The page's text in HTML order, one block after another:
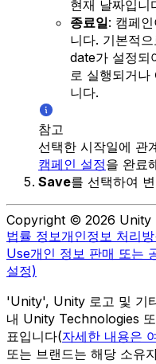
현재 날짜입니
종료일: 캠페
니다. 기본적
date가 설정되
로 실행되거나
니다.
참고
선택한 시작일에 관
캠페인 설정을 완료
Save를 선택하여
Copyright © 2026 Unity
법률 정보개인정보 처리방
Use개인 정보 판매 또는
설정)
'Unity', Unity 로고 및 기
내 Unity Technologies
표입니다(자세한 내용은
또는 브랜드는 해당 소유